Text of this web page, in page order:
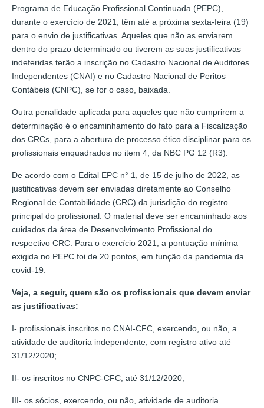
Programa de Educação Profissional Continuada (PEPC),
durante o exercício de 2021, têm até a próxima sexta-feira (19)
para o envio de justificativas. Aqueles que não as enviarem
dentro do prazo determinado ou tiverem as suas justificativas
indeferidas terão a inscrição no Cadastro Nacional de Auditores
Independentes (CNAI) e no Cadastro Nacional de Peritos
Contábeis (CNPC), se for o caso, baixada.
Outra penalidade aplicada para aqueles que não cumprirem a
determinação é o encaminhamento do fato para a Fiscalização
dos CRCs, para a abertura de processo ético disciplinar para os
profissionais enquadrados no item 4, da NBC PG 12 (R3).
De acordo com o Edital EPC n° 1, de 15 de julho de 2022, as
justificativas devem ser enviadas diretamente ao Conselho
Regional de Contabilidade (CRC) da jurisdição do registro
principal do profissional. O material deve ser encaminhado aos
cuidados da área de Desenvolvimento Profissional do
respectivo CRC. Para o exercício 2021, a pontuação mínima
exigida no PEPC foi de 20 pontos, em função da pandemia da
covid-19.
Veja, a seguir, quem são os profissionais que devem enviar
as justificativas:
I- profissionais inscritos no CNAI-CFC, exercendo, ou não, a
atividade de auditoria independente, com registro ativo até
31/12/2020;
II- os inscritos no CNPC-CFC, até 31/12/2020;
III- os sócios, exercendo, ou não, atividade de auditoria